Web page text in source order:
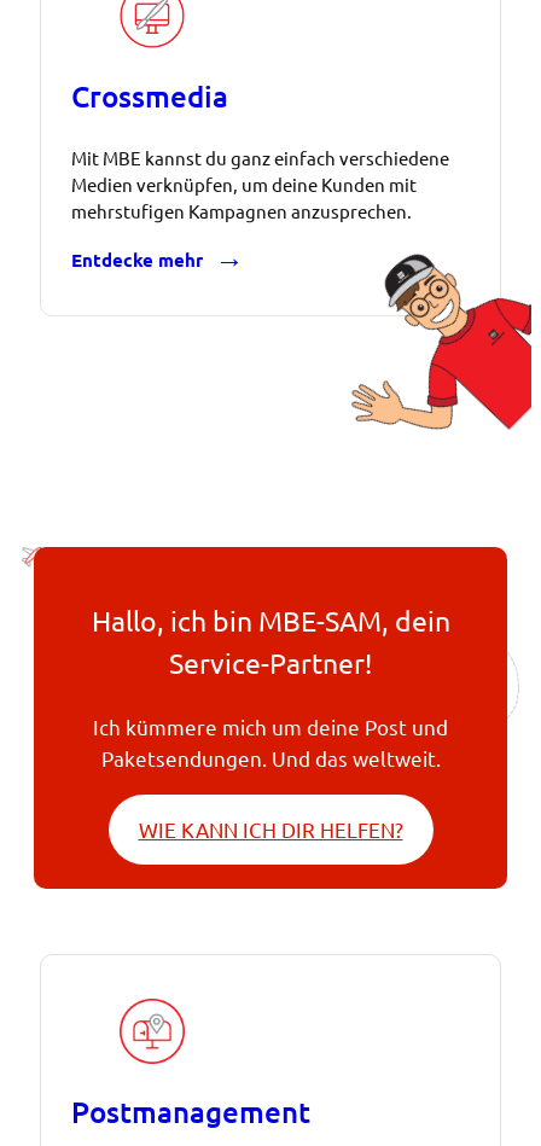
Crossmedia
Mit MBE kannst du ganz einfach verschiedene
Medien verknüpfen, um deine Kunden mit
mehrstufigen Kampagnen anzusprechen.
Entdecke mehr
Hallo, ich bin MBE-SAM, dein
Service-Partner!
Ich kümmere mich um deine Post und
Paketsendungen. Und das weltweit.
WIE KANN ICH DIR HELFEN?
Postmanagement